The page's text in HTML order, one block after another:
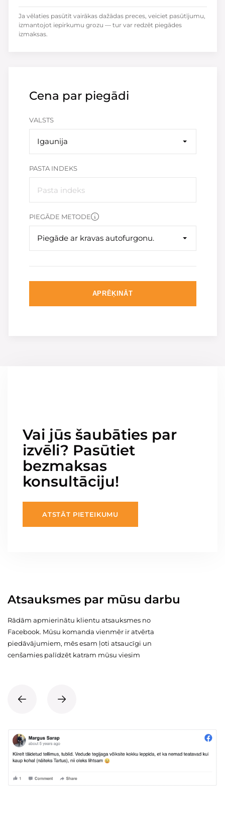
Cena par piegādi
VALSTS
Igaunija
PASTA INDEKS
PIEGĀDE METODE
Piegāde ar kravas autofurgonu.
APRĒĶINĀT
Ja vēlaties pasūtīt vairākas dažādas preces, veiciet pasūtījumu,
izmantojot iepirkumu grozu — tur var redzēt piegādes
izmaksas.
Vai jūs šaubāties par
izvēli? Pasūtiet
bezmaksas
konsultāciju!
ATSTĀT PIETEIKUMU
Atsauksmes par mūsu darbu
Rādām apmierinātu klientu atsauksmes no
Facebook. Mūsu komanda vienmēr ir atvērta
piedāvājumiem, mēs esam ļoti atsaucīgi un
cenšamies palīdzēt katram mūsu viesim